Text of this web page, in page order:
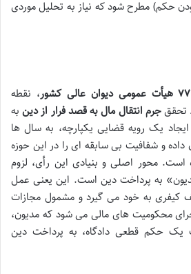
حکم) مطرح شود که نیاز به تحلیل موردی
، نقطه
تحققجرم انتقال مال به قصد فرار از دینبه
یک رویه قضایی یکپارچه، به سال ها
داده و شفافیت بی سابقه ای را در این حوزه
محور اصلی و بنیادی این رأی، لزوم
به پرداخت دین است. این یعنی عمل
کیفری به خود می گیرد و مشمول مجازات
نحوه اجرای محکومیت های مالی می شود که مدیون،
یک حکم قطعی دادگاه، به پرداخت دین